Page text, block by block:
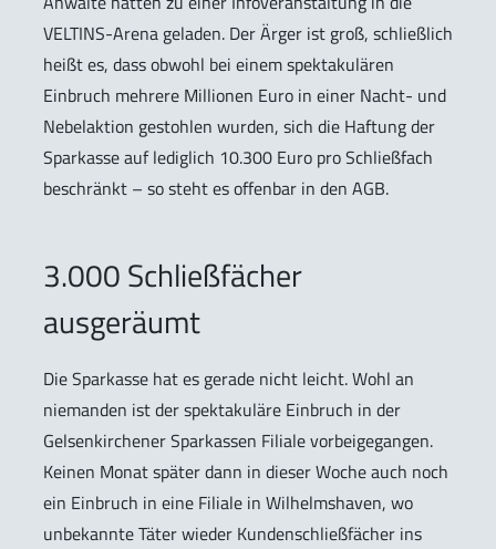
VELTINS-Arena geladen. Der Ärger ist groß, schließlich
heißt es, dass obwohl bei einem spektakulären
Einbruch mehrere Millionen Euro in einer Nacht- und
Nebelaktion gestohlen wurden, sich die Haftung der
Sparkasse auf lediglich 10.300 Euro pro Schließfach
beschränkt – so steht es offenbar in den AGB.
3.000 Schließfächer
ausgeräumt
Die Sparkasse hat es gerade nicht leicht. Wohl an
niemanden ist der spektakuläre Einbruch in der
Gelsenkirchener Sparkassen Filiale vorbeigegangen.
Keinen Monat später dann in dieser Woche auch noch
ein Einbruch in eine Filiale in Wilhelmshaven, wo
unbekannte Täter wieder Kundenschließfächer ins